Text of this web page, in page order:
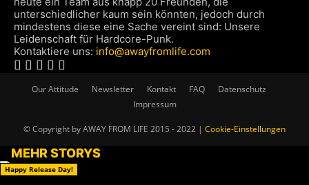
unterschiedlicher kaum sein könnten, jedoch durch
mindestens diese eine Sache vereint sind: Unsere
Leidenschaft für Hardcore-Punk.
Kontaktiere uns: info@awayfromlife.com
Our Attitude Newsletter Kontakt FAQ
Datenschutz
Impressum
© Copyright by AWAY FROM LIFE 2015 - 2022 | Cookie-Einstellungen
MEHR STORYS
Happy Release Day!